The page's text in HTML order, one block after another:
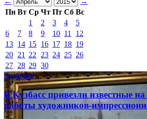
Пн Вт Ср Чт Пт Сб Вс
1
2 3 4
5
6
7 8 9 10 11
12
13 14 15 16 17 18 19
20 21 22 23 24 25 26
27 28 29 30
Культура
В Кузбасс привезли известные
работы художников-